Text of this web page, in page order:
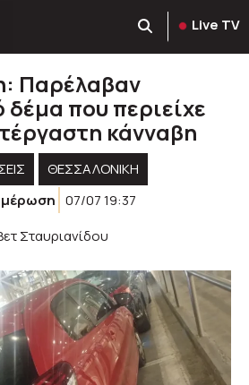
Live TV
Παρέλαβαν
που περιείχε
κάνναβη
ΘΕΣΣΑΛΟΝΙΚΗ
07/07 19:37
Σταυριανίδου